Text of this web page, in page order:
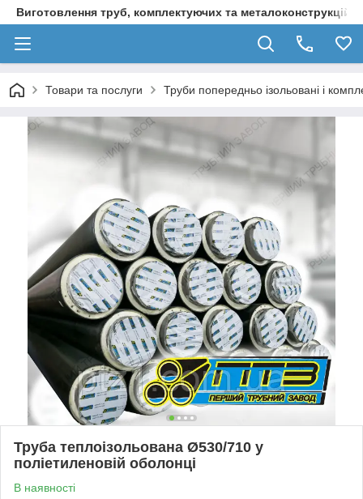
Виготовлення труб, комплектуючих та металоконструкцій
Товари та послуги Труби попередньо ізольовані і
Труба теплоізольована Ø530/710 у
поліетиленовій оболонці
В наявності